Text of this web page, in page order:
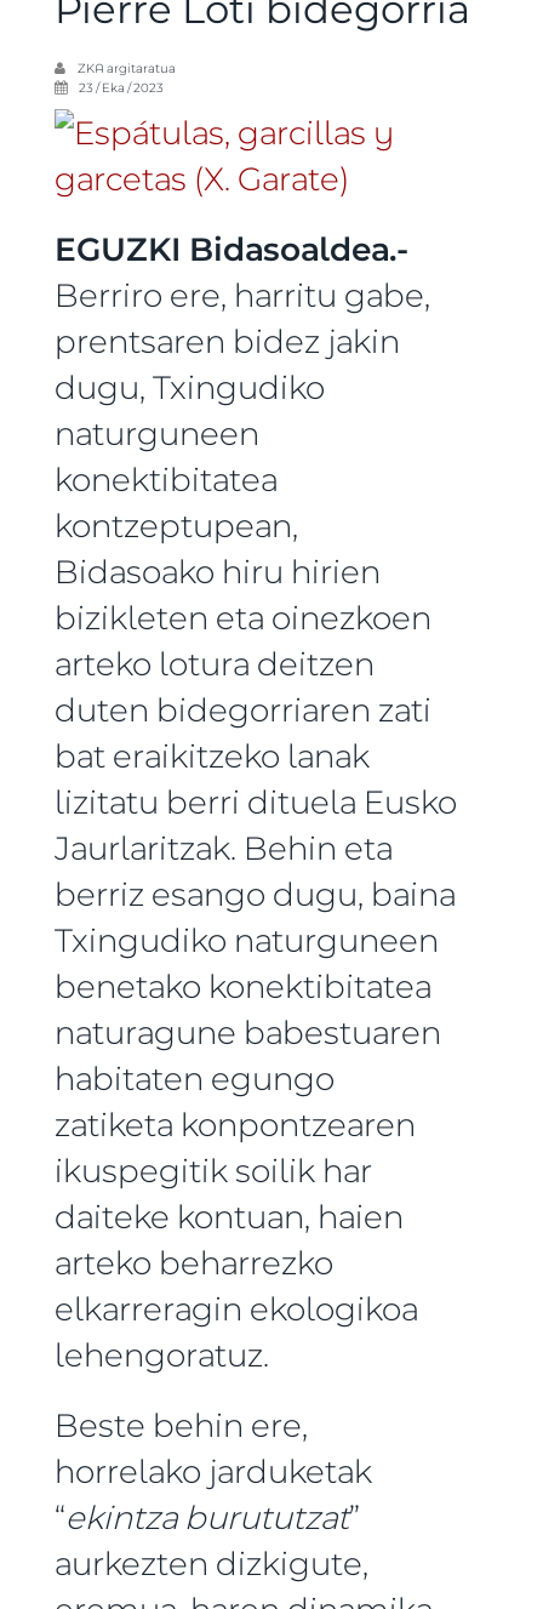
Pierre Loti bidegorria
ZKA argitaratua
23 / Eka / 2023
EGUZKI Bidasoaldea.-
Berriro ere, harritu gabe,
prentsaren bidez jakin
dugu, Txingudiko
naturguneen
konektibitatea
kontzeptupean,
Bidasoako hiru hirien
bizikleten eta oinezkoen
arteko lotura deitzen
duten bidegorriaren zati
bat eraikitzeko lanak
lizitatu berri dituela Eusko
Jaurlaritzak. Behin eta
berriz esango dugu, baina
Txingudiko naturguneen
benetako konektibitatea
naturagune babestuaren
habitaten egungo
zatiketa konpontzearen
ikuspegitik soilik har
daiteke kontuan, haien
arteko beharrezko
elkarreragin ekologikoa
lehengoratuz.
Beste behin ere,
horrelako jarduketak
“ekintza burututzat”
aurkezten dizkigute,